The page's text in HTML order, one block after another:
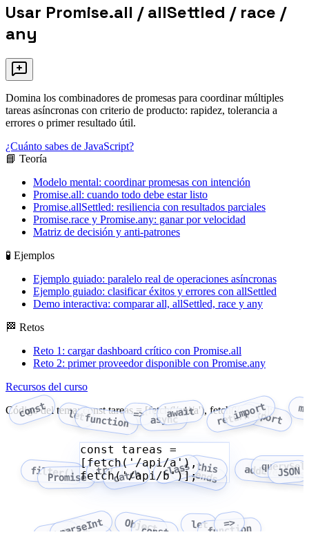
Usar Promise.all / allSettled / race /
any
Domina los combinadores de promesas para coordinar múltiples
tareas asíncronas con criterio de producto: rapidez, tolerancia a
errores o primer resultado útil.
¿Cuánto sabes de JavaScript?
📘 Teoría
Modelo mental: coordinar promesas con intención
Promise.all: cuando todo debe estar listo
Promise.allSettled: resiliencia con resultados parciales
Promise.race y Promise.any: ganar por velocidad
Matriz de decisión y anti-patrones
🧪 Ejemplos
Ejemplo guiado: paralelo real de operaciones asíncronas
Ejemplo guiado: clasificar éxitos y errores con allSettled
Demo interactiva: comparar all, allSettled, race y any
🏁 Retos
Reto 1: cargar dashboard crítico con Promise.all
Reto 2: primer proveedor disponible con Promise.any
Recursos del curso
Código del tema: const tareas = [fetch('/api/a'), fetch('/api/b')];
const letfunction => asyncawait returnimportexport
filter()
Promise
trycatch classextends
this JSON
fetch
parseInt
Array Object
const letfunction
=>
const tareas =
[fetch('/api/a'),
fetch('/api/b')];